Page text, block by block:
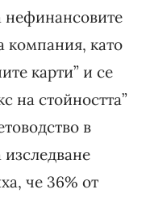
нефинансовите
компания, като
карти” и се
на стойността”
в
че 36% от